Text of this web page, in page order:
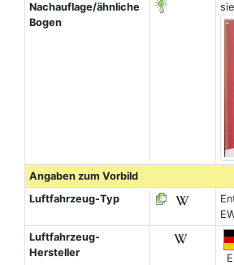
Nachauflage/ähnliche
Bogen
Angaben zum Vorbild
Luftfahrzeug-Typ
Luftfahrzeug-
Hersteller